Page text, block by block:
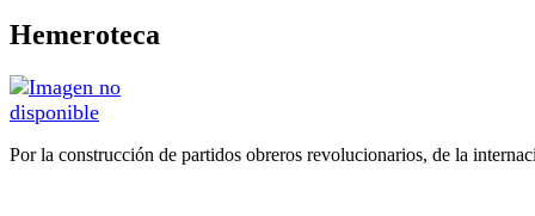
Hemeroteca
Por la construcción de partidos obreros revolucionarios, de la